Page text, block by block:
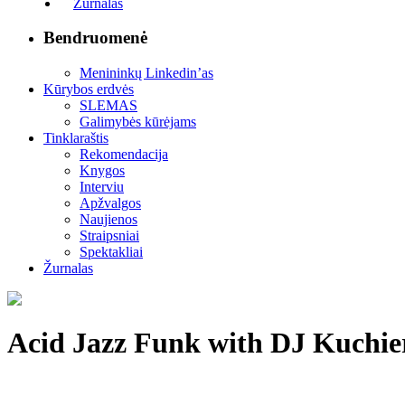
Bendruomenė
Menininkų Linkedin’as
Kūrybos erdvės
SLEMAS
Galimybės kūrėjams
Tinklaraštis
Rekomendacija
Knygos
Interviu
Apžvalgos
Naujienos
Straipsniai
Spektakliai
Žurnalas
Acid Jazz Funk with DJ